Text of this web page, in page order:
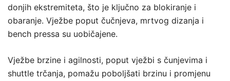
donjih ekstremiteta, što je ključno za blokiranje i
obaranje. Vježbe poput čučnjeva, mrtvog dizanja i
bench pressa su uobičajene.
Vježbe brzine i agilnosti, poput vježbi s čunjevima i
shuttle trčanja, pomažu poboljšati brzinu i promjenu